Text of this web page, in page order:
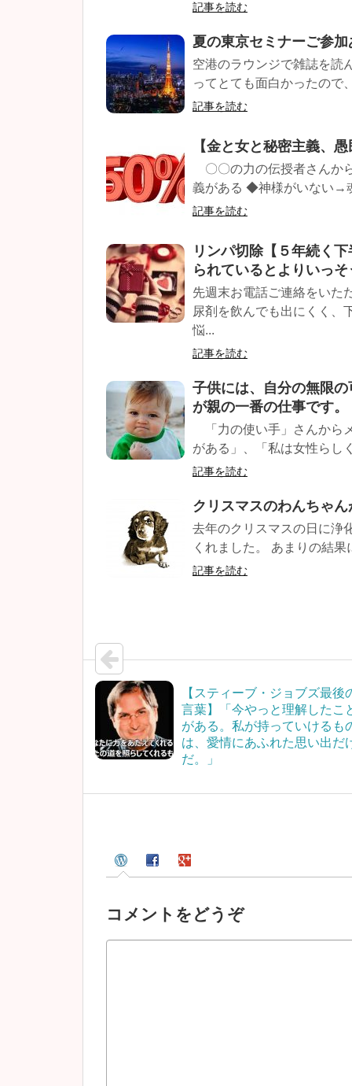
記事を読む
夏の東京セミナーご参
空港のラウンジで雑誌を読
ってとても面白かったので
記事を読む
【金と女と秘密主義、
〇〇の力の伝授者さんか
義がある ◆神様がいない→
記事を読む
リンパ切除【５年続く
られているとよりいっ
先週末お電話ご連絡をいた
尿剤を飲んでも出にくく、
悩...
記事を読む
子供には、自分の無限
が親の一番の仕事です。
「力の使い手」さんから
がある」、「私は女性らし
記事を読む
クリスマスのわんちゃ
去年のクリスマスの日に浄
くれました。 あまりの結
記事を読む
【スティーブ・ジョブズ最後
言葉】「今やっと理解したこ
がある。私が持っていけるも
は、愛情にあふれた思い出だ
だ。」
コメントをどうぞ